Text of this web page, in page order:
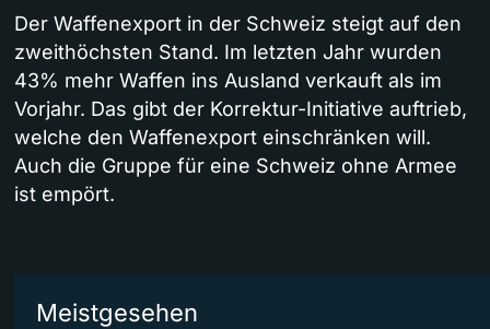
Der Waffenexport in der Schweiz steigt auf den
zweithöchsten Stand. Im letzten Jahr wurden
43% mehr Waffen ins Ausland verkauft als im
Vorjahr. Das gibt der Korrektur-Initiative auftrieb,
welche den Waffenexport einschränken will.
Auch die Gruppe für eine Schweiz ohne Armee
ist empört.
Meistgesehen